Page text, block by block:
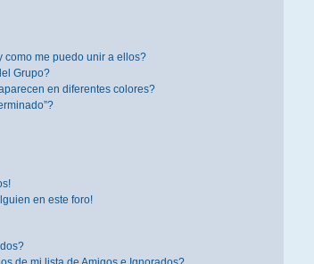
como me puedo unir a ellos?
Grupo?
en diferentes colores?
en este foro!